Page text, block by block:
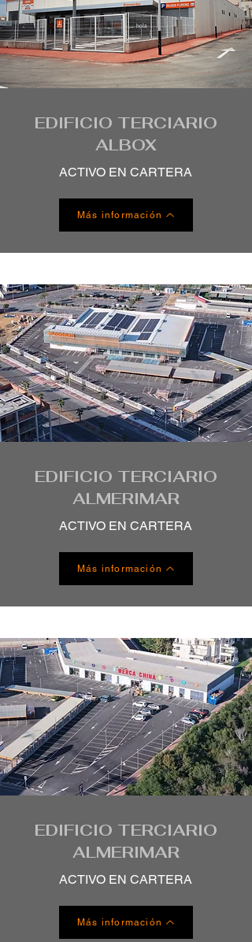
EDIFICIO TERCIARIO
ALBOX
ACTIVO EN CARTERA
Más información
EDIFICIO TERCIARIO
ALMERIMAR
ACTIVO EN CARTERA
Más información
EDIFICIO TERCIARIO
ALMERIMAR
ACTIVO EN CARTERA
Más información